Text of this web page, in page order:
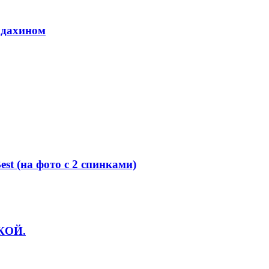
(на фото с 2 спинками)